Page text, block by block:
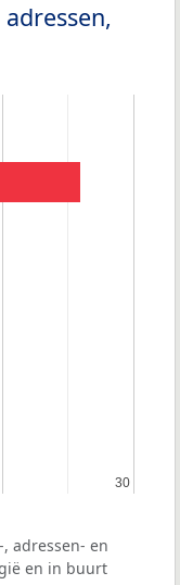
30
30
adressen- en
en in buurt